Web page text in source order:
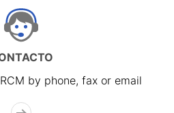
by phone, fax or email